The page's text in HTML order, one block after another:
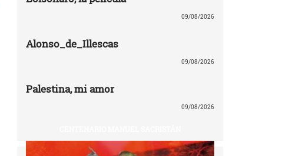
09/08/2026
Alonso_de_Illescas
09/08/2026
Palestina, mi amor
09/08/2026